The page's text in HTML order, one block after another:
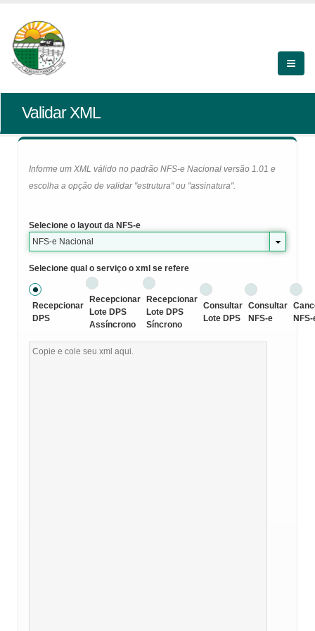
Validar XML
Informe um XML válido no padrão NFS-e Nacional versão 1.01 e
escolha a opção de validar "estrutura" ou "assinatura".
Selecione o layout da NFS-e
NFS-e Nacional
Selecione qual o serviço o xml se refere
Recepcionar
DPS
Recepcionar
Lote DPS
Assíncrono
Recepcionar
Lote DPS
Síncrono
Consultar
Lote DPS
Consultar
NFS-e
NFS-